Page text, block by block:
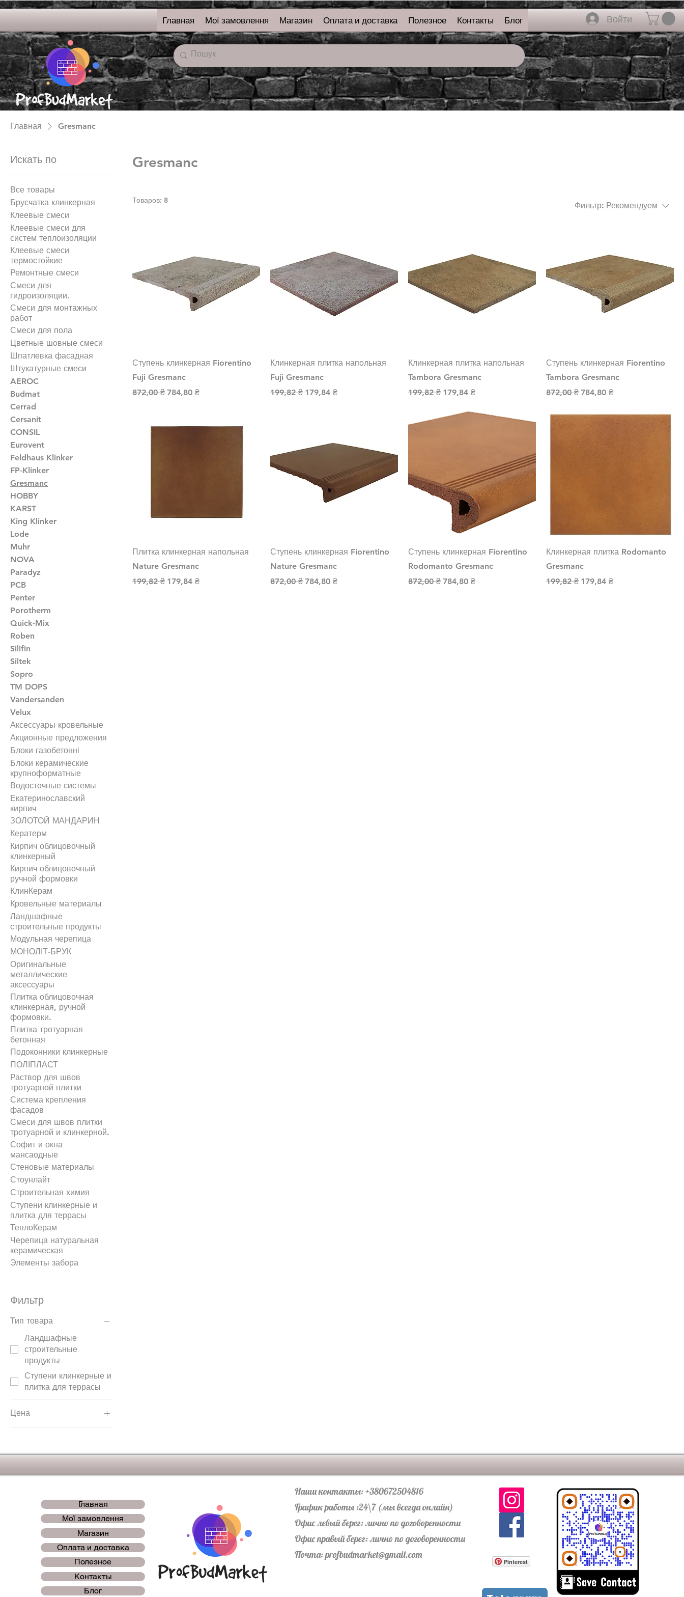
онлайн-магазин
строительных
материалов
Главная Мої замовлення Магазин Оплата и доставка Полезное Контакты Блог Войти
Главная Gresmanc
Искать по
Все товары
Брусчатка клинкерная
Клеевые смеси
Клеевые смеси для
систем теплоизоляции
Клеевые смеси
термостойкие
Ремонтные смеси
Смеси для
гидроизоляции.
Смеси для монтажных
работ
Смеси для пола
Цветные шовные смеси
Шпатлевка фасадная
Штукатурные смеси
AEROC
Budmat
Cerrad
Cersanit
CONSIL
Eurovent
Feldhaus Klinker
FP-Klinker
Gresmanc
HOBBY
KARST
King Klinker
Lode
Muhr
NOVA
Paradyz
PCB
Penter
Porotherm
Quick-Mix
Roben
Silifin
Siltek
Sopro
TM DOPS
Vandersanden
Velux
Аксессуары кровельные
Акционные предложения
Блоки газобетонні
Блоки керамические
крупноформатные
Водосточные системы
Екатеринославский
кирпич
ЗОЛОТОЙ МАНДАРИН
Кератерм
Кирпич облицовочный
клинкерный
Кирпич облицовочный
ручной формовки
КлинКерам
Кровельные материалы
Ландшафные
строительные продукты
Модульная черепица
МОНОЛІТ-БРУК
Оригинальные
металлические
аксессуары
Плитка облицовочная
клинкерная, ручной
формовки.
Плитка тротуарная
бетонная
Подоконники клинкерные
ПОЛІПЛАСТ
Раствор для швов
тротуарной плитки
Система крепления
фасадов
Смеси для швов плитки
тротуарной и клинкерной.
Софит и окна
мансаодные
Стеновые материалы
Стоунлайт
Строительная химия
Ступени клинкерные и
плитка для террасы
ТеплоКерам
Черепица натуральная
керамическая
Элементы забора
Фильтр
Тип товара
Ландшафные
строительные
продукты
Ступени клинкерные и
плитка для террасы
Цена
Gresmanc
Товаров: 8
Фильтр: Рекомендуем
Ступень клинкерная Fiorentino
Fuji Gresmanc
Обычная цена
872,00 ₴ Цена со скидкой
784,80 ₴
Клинкерная плитка напольная
Fuji Gresmanc
Обычная цена
199,82 ₴ Цена со скидкой
179,84 ₴
Клинкерная плитка напольная
Tambora Gresmanc
Обычная цена
199,82 ₴ Цена со скидкой
179,84 ₴
Ступень клинкерная Fiorentino
Tambora Gresmanc
Обычная цена
872,00 ₴ Цена со скидкой
784,80 ₴
Плитка клинкерная напольная
Nature Gresmanc
Обычная цена
199,82 ₴ Цена со скидкой
179,84 ₴
Ступень клинкерная Fiorentino
Nature Gresmanc
Обычная цена
872,00 ₴ Цена со скидкой
784,80 ₴
Ступень клинкерная Fiorentino
Rodomanto Gresmanc
Обычная цена
872,00 ₴ Цена со скидкой
784,80 ₴
Клинкерная плитка Rodomanto
Gresmanc
Обычная цена
199,82 ₴ Цена со скидкой
179,84 ₴
Главная
Мої замовлення
Магазин
Оплата и доставка
Полезное
Контакты
Блог
Наши контакты: +380672504816
График работы :24\7 (мы всегда онлайн)
Офис левый берег: лично по договоренности
Офис правый берег: лично по договоренности
Почта:profbudmarket@gmail.com
Pinterest